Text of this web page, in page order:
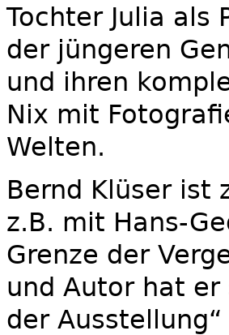
Tochter Julia
der jüngeren
und ihren
Nix mit
Welten.
Bernd Klüser ist
z.B. mit Hans-
Grenze der
und Autor hat er
der